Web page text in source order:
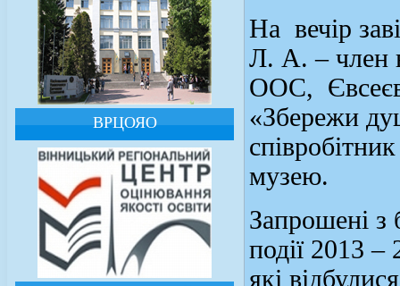
ВРЦОЯО
На вечір
Л. А. – член
ООС,
«Збережи
музею.
Запрошені з
події 2013
які